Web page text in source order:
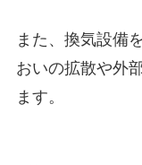
また、換気設備
おいの拡散や外
ます。